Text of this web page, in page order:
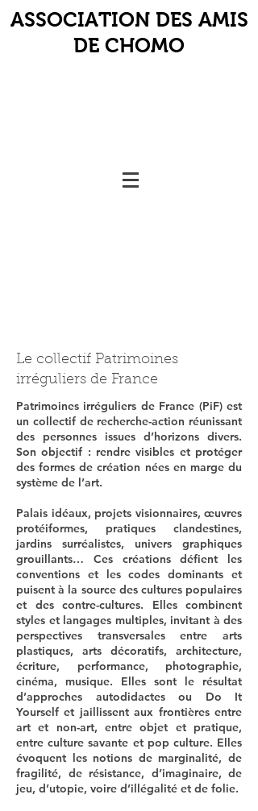
ASSOCIATION DES AMIS
DE CHOMO
Le collectif Patrimoines
irréguliers de France
Patrimoines irréguliers de France (PiF) est
un collectif de recherche-action réunissant
des personnes issues d’horizons divers.
Son objectif : rendre visibles et protéger
des formes de création nées en marge du
système de l’art.
Palais idéaux, projets visionnaires, œuvres
protéiformes, pratiques clandestines,
jardins surréalistes, univers graphiques
grouillants… Ces créations défient les
conventions et les codes dominants et
puisent à la source des cultures populaires
et des contre-cultures. Elles combinent
styles et langages multiples, invitant à des
perspectives transversales entre arts
plastiques, arts décoratifs, architecture,
écriture, performance, photographie,
cinéma, musique. Elles sont le résultat
d’approches autodidactes ou Do It
Yourself et jaillissent aux frontières entre
art et non-art, entre objet et pratique,
entre culture savante et pop culture. Elles
évoquent les notions de marginalité, de
fragilité, de résistance, d’imaginaire, de
jeu, d’utopie, voire d’illégalité et de folie.